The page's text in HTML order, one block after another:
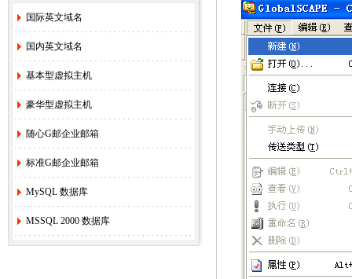
如果您需要使用，管理以上业务，敬请您提
早办理，谢谢!
赛友在线
2022年08月26日
2.关于《全面实行域名实名制》的紧急通
3.关于.com价格调整的通知
3-24]
5.
香港服务器机房线路升级维护通知
6.国际域名(.COM)续费价格调整通知 [2019-
国际英文域名
国内英文域名
基本型虚拟主机
豪华型虚拟主机
随心G邮企业邮箱
标准G邮企业邮箱
MySQL 数据库
MSSQL 2000 数据库